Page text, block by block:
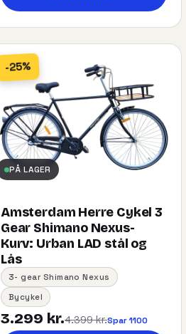
-25%
PÅ LAGER
Amsterdam Herre Cykel 3
Gear Shimano Nexus-
Kurv:​ ​Urban​ ​LAD​ ​stål og
Lås
3- gear Shimano Nexus
Bycykel
3.299 kr.4.399 kr.Spar 1100